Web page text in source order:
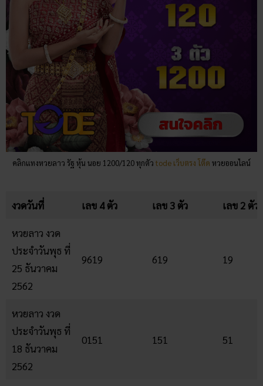
คลิกแทงหวยลาว รัฐ หุ้น นอย 1200/120 ทุกตัว tode เว็บตรง โต๊ด หวยออนไลน์
งวดวันที่ เลข 4 ตัว เลข 3 ตัว เลข 2 ตัว
หวยลาว งวด
ประจำวันพุธ ที่
25 ธันวาคม
2562
9619 619 19
หวยลาว งวด
ประจำวันพุธ ที่
18 ธันวาคม
2562
0151 151 51